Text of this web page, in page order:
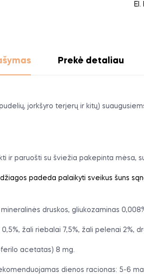
Prekė detaliau
jorkšyro terjerų ir kitų)
ir paruošti su šviežia pakepinta mėsa,
padeda palaikyti sveikus šuns
druskos, gliukozaminas
žali riebalai 7,5%, žali pelenai 2%,
acetatas) 8 mg.
dienos racionas: 5-6